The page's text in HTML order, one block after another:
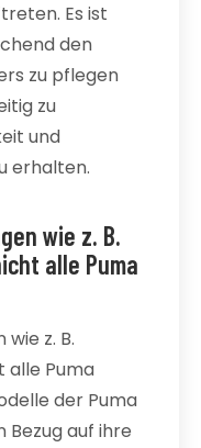
Es ist
den
zu pflegen
zu
und
erhalten.
wie z. B.
alle Puma
z. B.
alle Puma
der Puma
Bezug auf ihre